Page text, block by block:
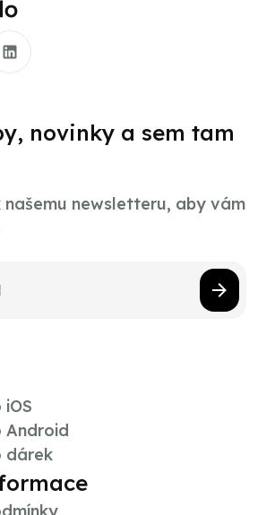
novinky a sem tam
našemu newsletteru, aby vám
Android
dárek